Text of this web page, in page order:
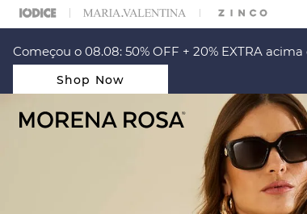
ESCOLHER SEU LOOK?FALE COM NOSSA PERSONAL SHOPPER.
Começou o 08.08: 50% OFF + 20% EXTRA
Shop Now